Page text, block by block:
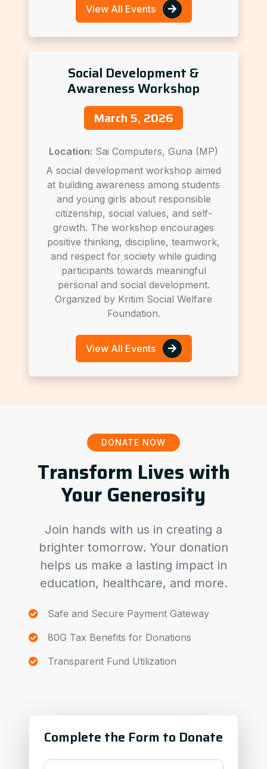
View All Events
Social Development &
Awareness Workshop
March 5, 2026
Location: Sai Computers, Guna (MP)
A social development workshop aimed
at building awareness among students
and young girls about responsible
citizenship, social values, and self-
growth. The workshop encourages
positive thinking, discipline, teamwork,
and respect for society while guiding
participants towards meaningful
personal and social development.
Organized by Kritim Social Welfare
Foundation.
View All Events
DONATE NOW
Transform Lives with
Your Generosity
Join hands with us in creating a
brighter tomorrow. Your donation
helps us make a lasting impact in
education, healthcare, and more.
Safe and Secure Payment Gateway
80G Tax Benefits for Donations
Transparent Fund Utilization
Complete the Form to Donate